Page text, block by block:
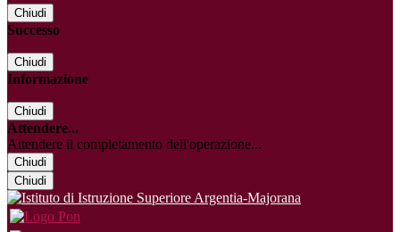
Chiudi
Successo
Chiudi
Informazione
Chiudi
Attendere...
Attendere il completamento dell'operazione...
Chiudi
Chiudi